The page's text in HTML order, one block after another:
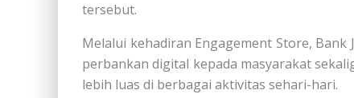
tersebut.
Melalui kehadiran Engagement Store,
perbankan digital kepada masyarakat
lebih luas di berbagai aktivitas sehari-hari.